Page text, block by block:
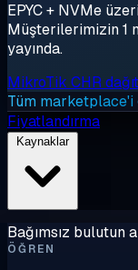
EPYC + NVMe
Müşterilerimizin 1
yayında.
MikroTik CHR
Tüm
Fiyatlandırma
Kaynaklar
Bağımsız bulutun
ÖĞREN